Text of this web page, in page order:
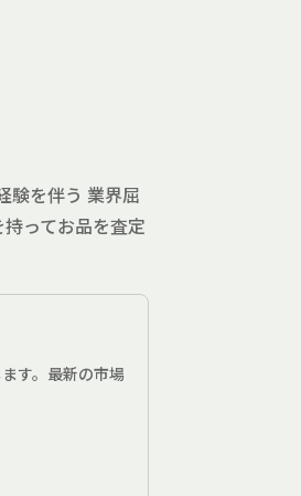
験を伴う 業界屈
ってお品を査定
す。最新の市場